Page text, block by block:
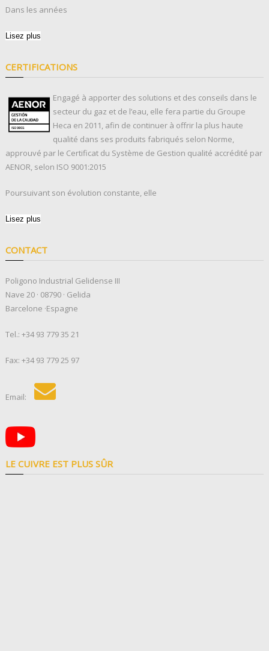
Dans les années
Lisez plus
CERTIFICATIONS
Engagé à apporter des solutions et des conseils dans le
secteur du gaz et de l’eau, elle fera partie du Groupe
Heca en 2011, afin de continuer à offrir la plus haute
qualité dans ses produits fabriqués selon Norme,
approuvé par le Certificat du Système de Gestion qualité accrédité par
AENOR, selon ISO 9001:2015
Poursuivant son évolution constante, elle
Lisez plus
CONTACT
Poligono Industrial Gelidense III
Nave 20 · 08790 · Gelida
Barcelone ·Espagne
Tel.: +34 93 779 35 21
Fax: +34 93 779 25 97
Email:
LE CUIVRE EST PLUS SÛR